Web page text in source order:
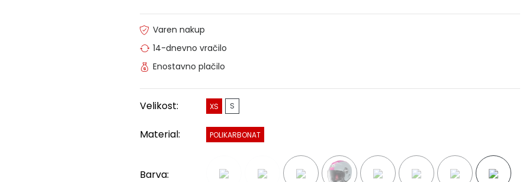
Varen nakup
14-dnevno vračilo
Enostavno plačilo
Velikost: XS S
Material: POLIKARBONAT
Barva: